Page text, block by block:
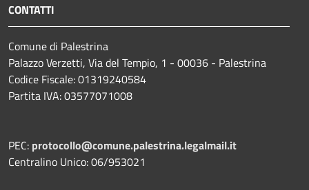
CONTATTI
Comune di Palestrina
Palazzo Verzetti, Via del Tempio, 1 - 00036 - Palestrina
Codice Fiscale: 01319240584
Partita IVA: 03577071008
PEC: protocollo@comune.palestrina.legalmail.it
Centralino Unico: 06/953021